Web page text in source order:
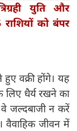
युति और
राशियों को बंपर
वक्री होंगे। यह
लिए धैर्य रखने का
वे जल्दबाजी न करें
वैवाहिक जीवन में